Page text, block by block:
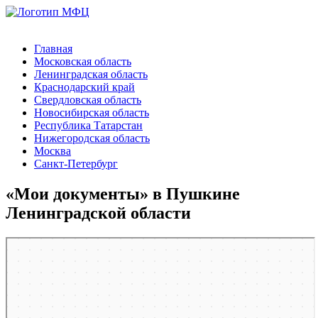
Главная
Московская область
Ленинградская область
Краснодарский край
Свердловская область
Новосибирская область
Республика Татарстан
Нижегородская область
Москва
Санкт-Петербург
«Мои документы» в Пушкине
Ленинградской области